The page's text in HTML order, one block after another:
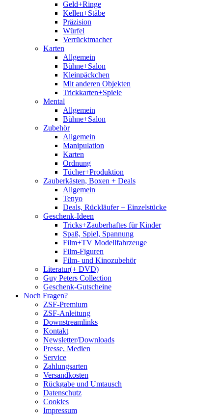
Geld+Ringe
Kellen+Stäbe
Präzision
Würfel
Verrücktmacher
Karten
Allgemein
Bühne+Salon
Kleinpäckchen
Mit anderen Objekten
Trickkarten+Spiele
Mental
Allgemein
Bühne+Salon
Zubehör
Allgemein
Manipulation
Karten
Ordnung
Tücher+Produktion
Zauberkästen, Boxen + Deals
Allgemein
Tenyo
Deals, Rückläufer + Einzelstücke
Geschenk-Ideen
Tricks+Zauberhaftes für Kinder
Spaß, Spiel, Spannung
Film+TV Modellfahrzeuge
Film-Figuren
Film- und Kinozubehör
Literatur(+ DVD)
Guy Peters Collection
Geschenk-Gutscheine
Noch Fragen?
ZSF-Premium
ZSF-Anleitung
Downstreamlinks
Kontakt
Newsletter/Downloads
Presse, Medien
Service
Zahlungsarten
Versandkosten
Rückgabe und Umtausch
Datenschutz
Cookies
Impressum